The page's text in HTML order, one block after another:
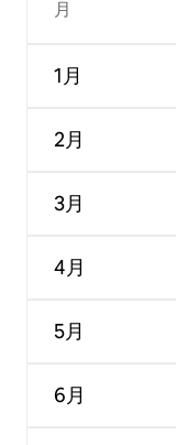
月
1月
2月
3月
4月
5月
6月